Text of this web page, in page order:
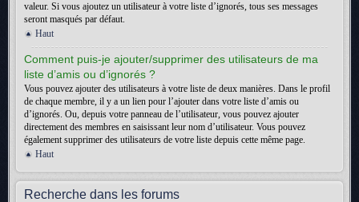
valeur. Si vous ajoutez un utilisateur à votre liste d’ignorés, tous ses messages
seront masqués par défaut.
Haut
Comment puis-je ajouter/supprimer des utilisateurs de ma
liste d’amis ou d’ignorés ?
Vous pouvez ajouter des utilisateurs à votre liste de deux manières. Dans le profil
de chaque membre, il y a un lien pour l’ajouter dans votre liste d’amis ou
d’ignorés. Ou, depuis votre panneau de l’utilisateur, vous pouvez ajouter
directement des membres en saisissant leur nom d’utilisateur. Vous pouvez
également supprimer des utilisateurs de votre liste depuis cette même page.
Haut
Recherche dans les forums